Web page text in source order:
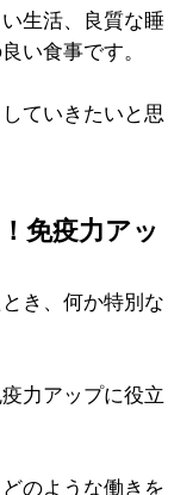
生活、良質な睡
い食事です。
ていきたいと思
免疫力アッ
き、何か特別な
力アップに役立
のような働きを